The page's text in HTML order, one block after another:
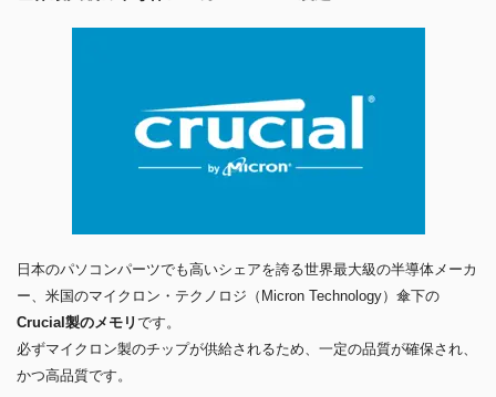
日本のパソコンパーツでも高いシェアを誇る世界最大級の半導体メーカ
ー、米国のマイクロン・テクノロジ（Micron Technology）傘下の
Crucial製のメモリです。
必ずマイクロン製のチップが供給されるため、一定の品質が確保され、
かつ高品質です。